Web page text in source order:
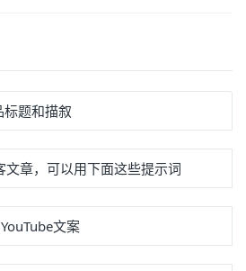
标题和描叙
章，可以用下面这些提示词
文案